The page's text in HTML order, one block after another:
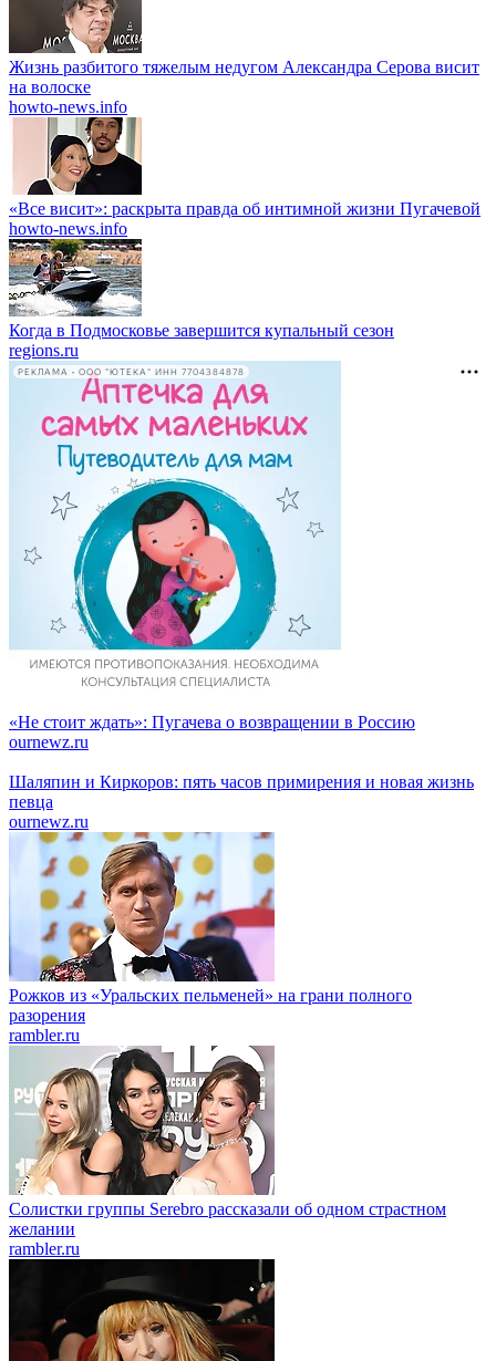
Жизнь разбитого тяжелым недугом Александра Серова висит
на волоске
howto-news.info
«Все висит»: раскрыта правда об интимной жизни Пугачевой
howto-news.info
Когда в Подмосковье завершится купальный сезон
regions.ru
РЕКЛАМА • ООО "ЮТЕКА" ИНН 7704384878
«Не стоит ждать»: Пугачева о возвращении в Россию
ournewz.ru
Шаляпин и Киркоров: пять часов примирения и новая жизнь
певца
ournewz.ru
Рожков из «Уральских пельменей» на грани полного
разорения
rambler.ru
Солистки группы Serebro рассказали об одном страстном
желании
rambler.ru